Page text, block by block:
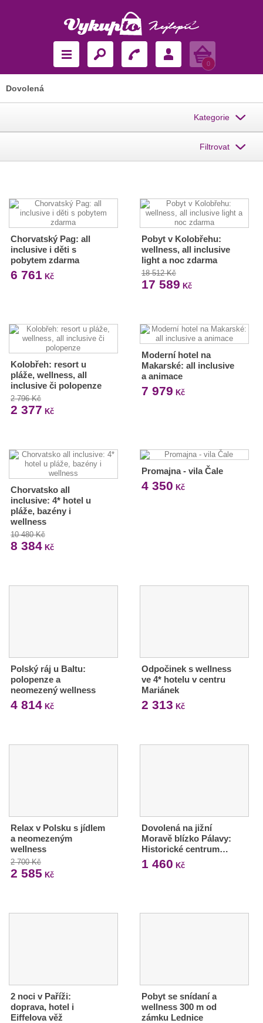
Košík
0
Dovolená
Kategorie
Filtrovat
Chorvatský Pag: all
inclusive i děti s
pobytem zdarma
6 761 Kč
Pobyt v Kolobřehu:
wellness, all inclusive
light a noc zdarma
18 512 Kč
17 589 Kč
Kolobřeh: resort u
pláže, wellness, all
inclusive či polopenze
2 796 Kč
2 377 Kč
Moderní hotel na
Makarské: all inclusive
a animace
7 979 Kč
Chorvatsko all
inclusive: 4* hotel u
pláže, bazény i
wellness
10 480 Kč
8 384 Kč
Promajna - vila Čale
4 350 Kč
Polský ráj u Baltu:
polopenze a
neomezený wellness
4 814 Kč
Odpočinek s wellness
ve 4* hotelu v centru
Mariánek
2 313 Kč
Relax v Polsku s jídlem
a neomezeným
wellness
2 700 Kč
2 585 Kč
Dovolená na jižní
Moravě blízko Pálavy:
Historické centrum…
1 460 Kč
2 noci v Paříži:
doprava, hotel i
Eiffelova věž
Pobyt se snídaní a
wellness 300 m od
zámku Lednice